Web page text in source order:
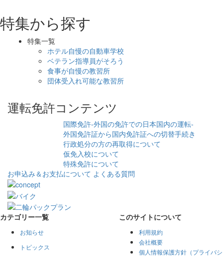
特集から探す
特集一覧
ホテル自慢の自動車学校
ベテラン指導員がそろう
食事が自慢の教習所
団体受入れ可能な教習所
運転免許コンテンツ
国際免許-外国の免許での日本国内の運転-
外国免許証から国内免許証への切替手続き
行政処分の方の再取得について
仮免入校について
特殊免許について
お申込み＆お支払について よくある質問
カテゴリー一覧
お知らせ
トピックス
このサイトについて
利用規約
会社概要
個人情報保護方針（プライバシ